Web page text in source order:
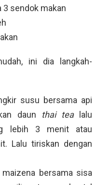
3 sendok makan
ini dia langkah-
susu bersama api
daun
thai tea
lalu
lebih 3 menit atau
Lalu tiriskan dengan
bersama sisa